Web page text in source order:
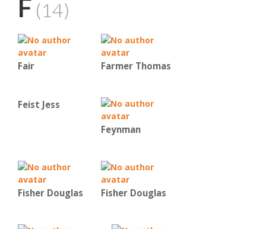
F (14)
Fair Farmer Thomas
Feist Jess
Feynman
Fisher Douglas Fisher Douglas